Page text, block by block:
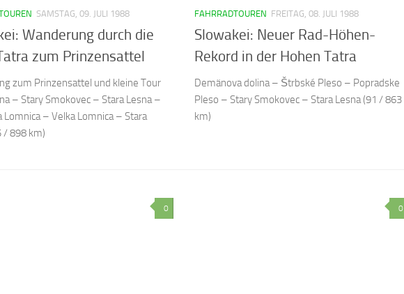
SAMSTAG, 09. JULI 1988
Wanderung durch die
zum Prinzensattel
zum Prinzensattel und kleine Tour
– Stary Smokovec – Stara Lesna –
Lomnica – Velka Lomnica – Stara
/ 898 km)
FAHRRADTOUREN FREITAG, 08. JULI 1988
Slowakei: Neuer Rad-Höhen-
Rekord in der Hohen Tatra
Demänova dolina – Štrbské Pleso – Popradske
Pleso – Stary Smokovec – Stara Lesna (91 / 863
km)
0 0